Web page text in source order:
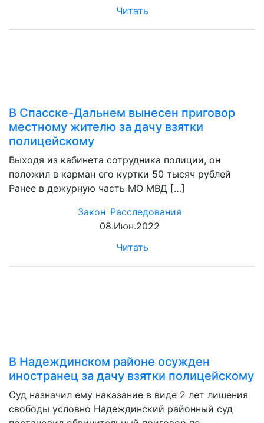
Читать
В Спасске-Дальнем вынесен приговор
местному жителю за дачу взятки
полицейскому
Выходя из кабинета сотрудника полиции, он
положил в карман его куртки 50 тысяч рублей
Ранее в дежурную часть МО МВД […]
Закон Расследования
08.Июн.2022
Читать
В Надеждинском районе осужден
иностранец за дачу взятки полицейскому
Суд назначил ему наказание в виде 2 лет лишения
свободы условно Надеждинский районный суд